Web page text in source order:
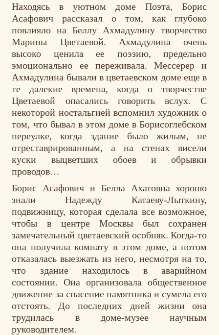
Находясь в уютном доме Поэта, Борис
Асафович рассказал о том, как глубоко
повлияло на Беллу Ахмадулину творчество
Марины Цветаевой. Ахмадулина очень
высоко ценила ее поэзию, предельно
эмоционально ее переживала. Мессерер и
Ахмадулина бывали в цветаевском доме еще в
те далекие времена, когда о творчестве
Цветаевой опасались говорить вслух. С
некоторой ностальгией вспомнил художник о
том, что бывал в этом доме в Борисоглебском
переулке, когда здание было жилым, не
отреставрированным, а на стенах висели
куски выцветших обоев и обрывки
проводов…
Борис Асафович и Белла Ахатовна хорошо
знали Надежду Катаеву-Лыткину,
подвижницу, которая сделала все возможное,
чтобы в центре Москвы был сохранен
замечательный цветаевский особняк. Когда-то
она получила комнату в этом доме, а потом
отказалась выезжать из него, несмотря на то,
что здание находилось в аварийном
состоянии. Она организовала общественное
движение за спасение памятника и сумела его
отстоять. До последних дней жизни она
трудилась в доме-музее научным
руководителем.